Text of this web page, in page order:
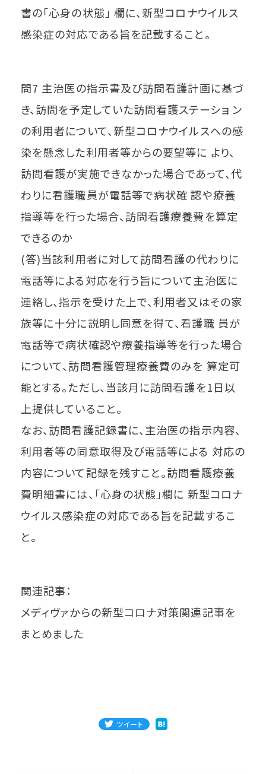
書の「心身の状態」 欄に、新型コロナウイルス
感染症の対応である旨を記載すること。
問7 主治医の指示書及び訪問看護計画に基づ
き、訪問を予定していた訪問看護ステーショ ン
の利用者について、新型コロナウイルスへの感
染を懸念した利用者等からの要望等に より、
訪問看護が実施できなかった場合であって、代
わりに看護職員が電話等で病状確 認や療養
指導等を行った場合、訪問看護療養費を算定
できるのか
(答)当該利用者に対して訪問看護の代わりに
電話等による対応を行う旨について主治医に
連絡し、指示を受けた上で、利用者又はその家
族等に十分に説明し同意を得て、看護職 員が
電話等で病状確認や療養指導等を行った場合
について、訪問看護管理療養費のみを 算定可
能とする。ただし、当該月に訪問看護を1日以
上提供していること。
なお、訪問看護記録書に、主治医の指示内容、
利用者等の同意取得及び電話等による 対応の
内容について記録を残すこと。訪問看護療養
費明細書には、「心身の状態」欄に 新型コロナ
ウイルス感染症の対応である旨を記載するこ
と。
関連記事：
メディヴァからの新型コロナ対策関連記事を
まとめました
ツイート